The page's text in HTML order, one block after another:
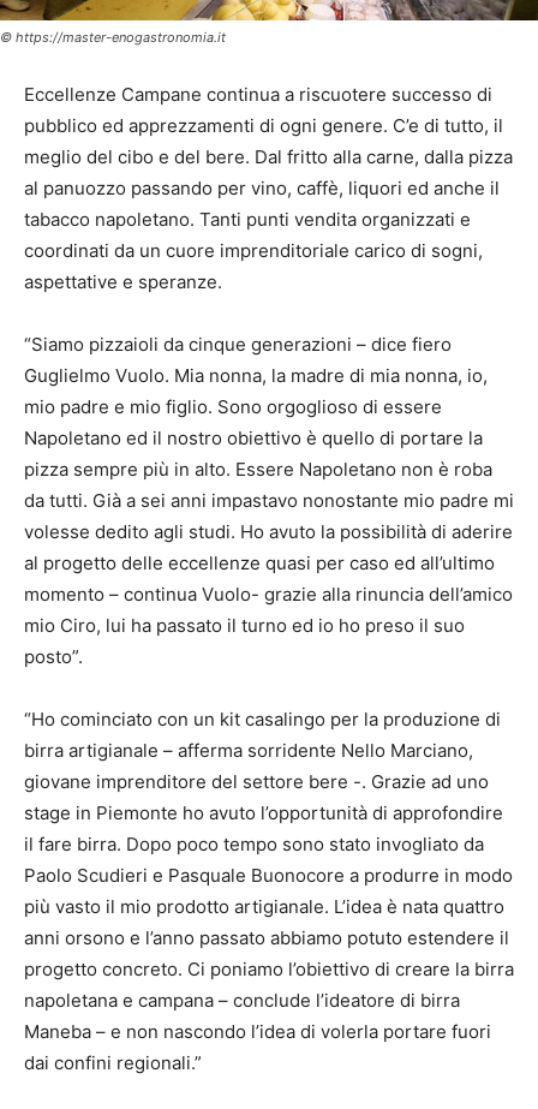
© https://master-enogastronomia.it
Eccellenze Campane continua a riscuotere successo di
pubblico ed apprezzamenti di ogni genere. C’e di tutto, il
meglio del cibo e del bere. Dal fritto alla carne, dalla pizza
al panuozzo passando per vino, caffè, liquori ed anche il
tabacco napoletano. Tanti punti vendita organizzati e
coordinati da un cuore imprenditoriale carico di sogni,
aspettative e speranze.
“Siamo pizzaioli da cinque generazioni – dice fiero
Guglielmo Vuolo. Mia nonna, la madre di mia nonna, io,
mio padre e mio figlio. Sono orgoglioso di essere
Napoletano ed il nostro obiettivo è quello di portare la
pizza sempre più in alto. Essere Napoletano non è roba
da tutti. Già a sei anni impastavo nonostante mio padre mi
volesse dedito agli studi. Ho avuto la possibilità di aderire
al progetto delle eccellenze quasi per caso ed all’ultimo
momento – continua Vuolo- grazie alla rinuncia dell’amico
mio Ciro, lui ha passato il turno ed io ho preso il suo
posto”.
“Ho cominciato con un kit casalingo per la produzione di
birra artigianale – afferma sorridente Nello Marciano,
giovane imprenditore del settore bere -. Grazie ad uno
stage in Piemonte ho avuto l’opportunità di approfondire
il fare birra. Dopo poco tempo sono stato invogliato da
Paolo Scudieri e Pasquale Buonocore a produrre in modo
più vasto il mio prodotto artigianale. L’idea è nata quattro
anni orsono e l’anno passato abbiamo potuto estendere il
progetto concreto. Ci poniamo l’obiettivo di creare la birra
napoletana e campana – conclude l’ideatore di birra
Maneba – e non nascondo l’idea di volerla portare fuori
dai confini regionali.”